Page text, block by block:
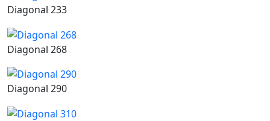
Diagonal 233
Diagonal 268
Diagonal 290